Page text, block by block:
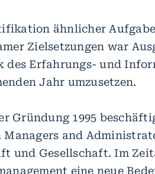
ähnlicher
Zielsetzungen war
des Erfahrungs- und
Jahr umzusetzen.
Gründung 1995
Managers and
und Gesellschaft. Im
eine neue